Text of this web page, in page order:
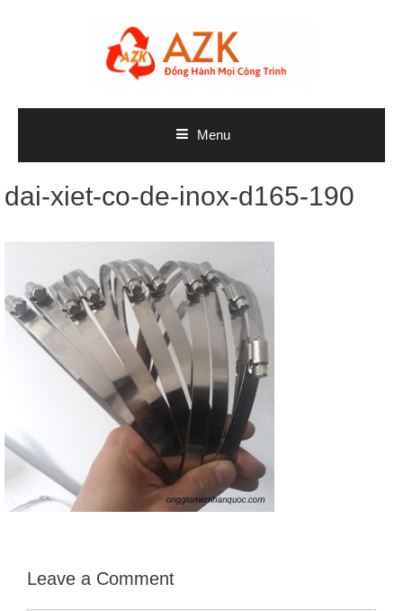
Menu
dai-xiet-co-de-inox-d165-190
Leave a Comment